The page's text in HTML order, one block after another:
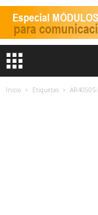
Inicio Etiquetas